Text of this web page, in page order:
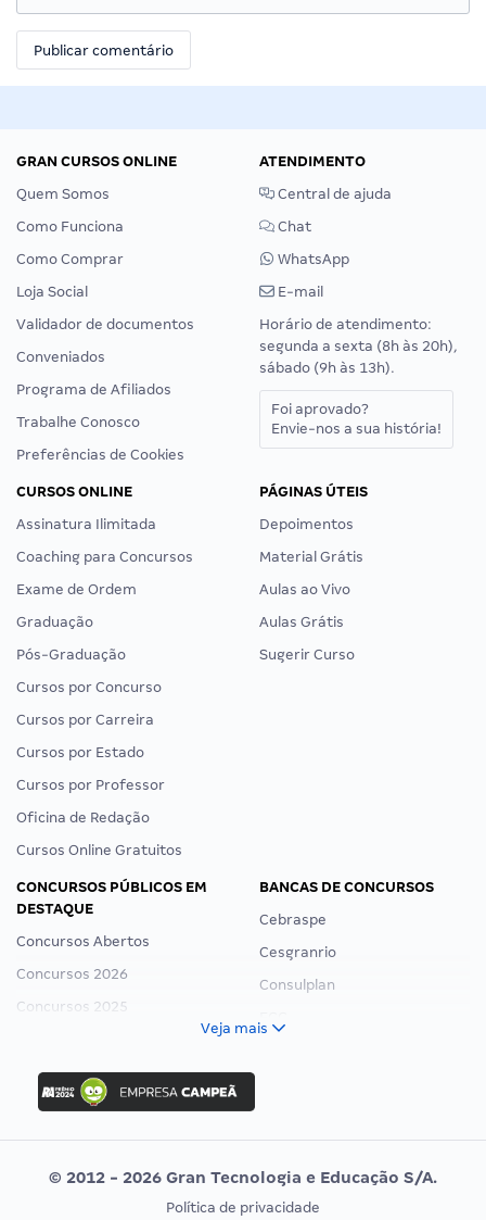
GRAN CURSOS ONLINE
Quem Somos
Como Funciona
Como Comprar
Loja Social
Validador de documentos
Conveniados
Programa de Afiliados
Trabalhe Conosco
Preferências de Cookies
ATENDIMENTO
Central de ajuda
Chat
WhatsApp
E-mail
Horário de atendimento:
segunda a sexta (8h às 20h),
sábado (9h às 13h).
Foi aprovado?
Envie-nos a sua história!
CURSOS ONLINE
Assinatura Ilimitada
Coaching para Concursos
Exame de Ordem
Graduação
Pós-Graduação
Cursos por Concurso
Cursos por Carreira
Cursos por Estado
Cursos por Professor
Oficina de Redação
Cursos Online Gratuitos
PÁGINAS ÚTEIS
Depoimentos
Material Grátis
Aulas ao Vivo
Aulas Grátis
Sugerir Curso
CONCURSOS PÚBLICOS EM
DESTAQUE
Concursos Abertos
Concursos 2026
Concursos 2025
Concurso Ibama
Concurso MPU
Editais publicados
BANCAS DE CONCURSOS
Cebraspe
Cesgranrio
Consulplan
Vunesp
Veja mais
© 2012 - 2026 Gran Tecnologia e Educação S/A.
Política de privacidade